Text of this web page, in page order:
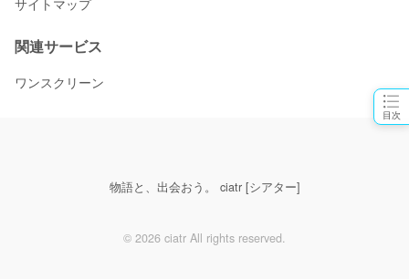
目次
サイトマップ
関連サービス
ワンスクリーン
物語と、出会おう。 ciatr [シアター]
© 2026 ciatr All rights reserved.